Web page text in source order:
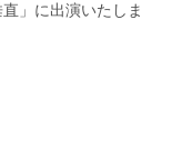
」に出演いたしま